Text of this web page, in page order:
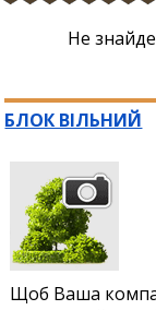
Не
БЛОК ВІЛЬНИЙ
Щоб Ваша